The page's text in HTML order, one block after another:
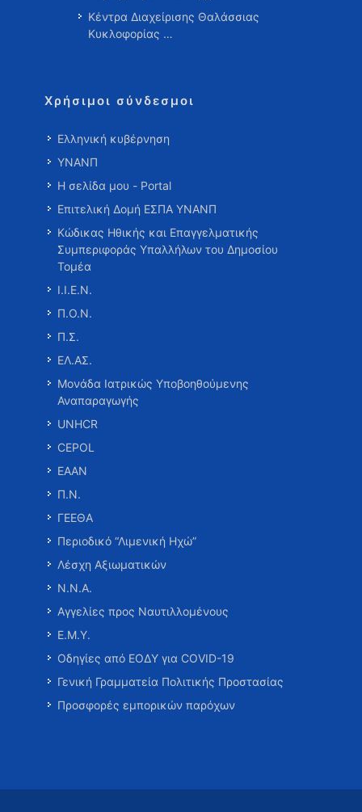
Κέντρα Διαχείρισης Θαλάσσιας
Κυκλοφορίας …
Χρήσιμοι σύνδεσμοι
Ελληνική κυβέρνηση
ΥΝΑΝΠ
Η σελίδα μου - Portal
Επιτελική Δομή ΕΣΠΑ ΥΝΑΝΠ
Κώδικας Ηθικής και Επαγγελματικής
Συμπεριφοράς Υπαλλήλων του Δημοσίου
Τομέα
Ι.Ι.Ε.Ν.
Π.Ο.Ν.
Π.Σ.
ΕΛ.ΑΣ.
Μονάδα Ιατρικώς Υποβοηθούμενης
Αναπαραγωγής
UNHCR
CEPOL
ΕΑΑΝ
Π.Ν.
ΓΕΕΘΑ
Περιοδικό “Λιμενική Ηχώ”
Λέσχη Αξιωματικών
Ν.Ν.Α.
Αγγελίες προς Ναυτιλλομένους
Ε.Μ.Υ.
Οδηγίες από ΕΟΔΥ για COVID-19
Γενική Γραμματεία Πολιτικής Προστασίας
Προσφορές εμπορικών παρόχων